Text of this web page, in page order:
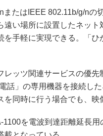
たはIEEE 802.11b/g/nの
遠い場所に設置したネッ
を手軽に実現できる。「
ッツ関連サービスの優先
話」の専用機器を接続し
を同時に行う場合でも、映
を電波到達距離延長